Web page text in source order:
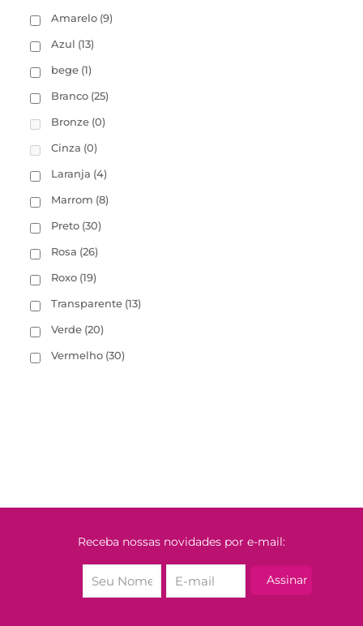
Amarelo (9)
Azul (13)
bege (1)
Branco (25)
Bronze (0)
Cinza (0)
Laranja (4)
Marrom (8)
Preto (30)
Rosa (26)
Roxo (19)
Transparente (13)
Verde (20)
Vermelho (30)
Receba nossas novidades por e-mail: